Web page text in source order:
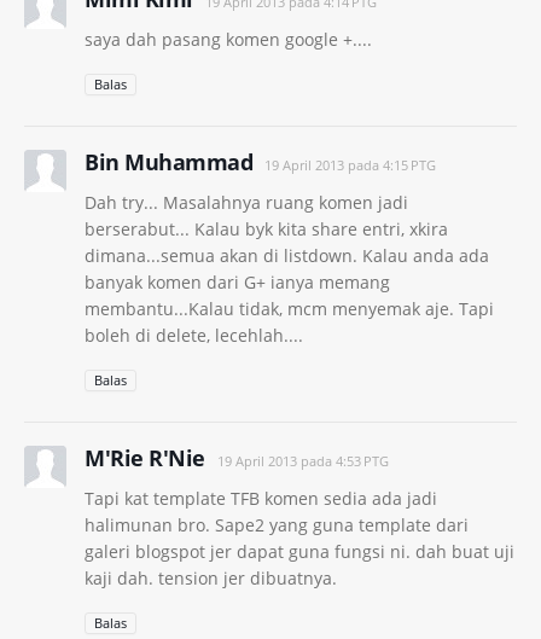
saya dah pasang komen google +....
Balas
Bin Muhammad 19 April 2013 pada 4:15 PTG
Dah try... Masalahnya ruang komen jadi
berserabut... Kalau byk kita share entri, xkira
dimana...semua akan di listdown. Kalau anda ada
banyak komen dari G+ ianya memang
membantu...Kalau tidak, mcm menyemak aje. Tapi
boleh di delete, lecehlah....
Balas
M'Rie R'Nie 19 April 2013 pada 4:53 PTG
Tapi kat template TFB komen sedia ada jadi
halimunan bro. Sape2 yang guna template dari
galeri blogspot jer dapat guna fungsi ni. dah buat uji
kaji dah. tension jer dibuatnya.
Balas